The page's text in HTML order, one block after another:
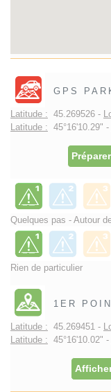
GPS
Latitude : 45.269526 -
Latitude : 45°16'10.29" -
Quelques pas - Autour
Rien de particulier
1ER
Latitude : 45.269451 -
Latitude : 45°16'10.02" -